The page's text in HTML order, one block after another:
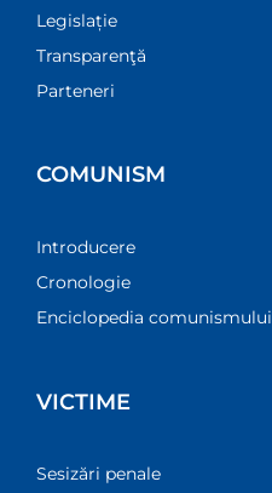
Legislație
Transparenţă
Parteneri
COMUNISM
Introducere
Cronologie
Enciclopedia comunismului
VICTIME
Sesizări penale